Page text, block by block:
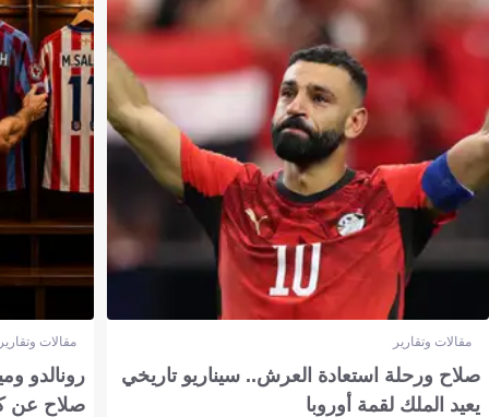
مقالات وتقارير
صلاح ورحلة استعادة العرش.. سيناريو تاريخي
يعيد الملك لقمة أوروبا
مقالات
رونالدو
صلاح عن